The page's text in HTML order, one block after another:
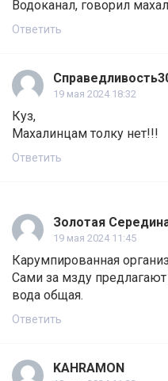
Водоканал, говорил
Ответить
19 мая 2024 18:32
Куз,
Махалинцам толку нет!!!
Ответить
Золотая
19 мая 2024 11:45
Карумпированная
Сами за мзду
вода общая.
Ответить
KAHRAMON